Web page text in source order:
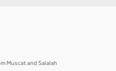
Muscat and Salalah.